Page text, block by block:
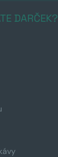
DARČEK?